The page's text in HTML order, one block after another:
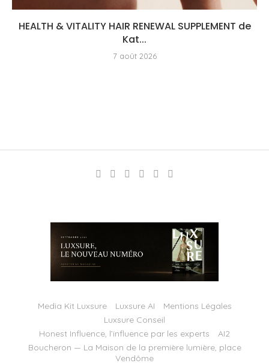
HEALTH & VITALITY HAIR RENEWAL SUPPLEMENT de
Kat...
7 août 2026
Media Kit Luxsure Luxsure AI
Mentions Légales
Luxsure Conseil
Honest Influence, l’influence par les experts
AI2
Boucheron — La Maison de la première lumière, place
Vendôme